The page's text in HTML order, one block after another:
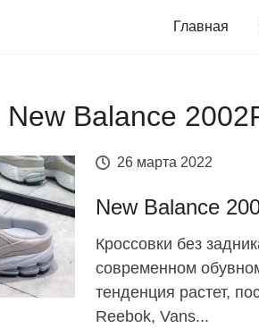
Главная
New Balance
26 марта 2022
New Balance
Кроссовки без
современном
тенденция растет,
Reebok, Vans...